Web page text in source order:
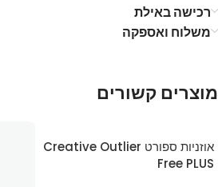
רכישה באילת
משלוח ואספקה
מוצרים קשורים
אוזניות ספורט Creative Outlier
Free PLUS